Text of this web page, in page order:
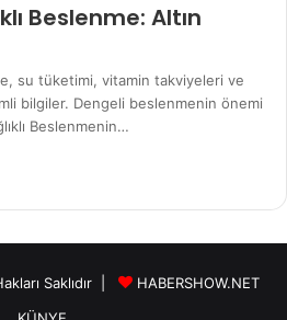
Beslenme: Altın
su tüketimi, vitamin takviyeleri ve
bilgiler. Dengeli beslenmenin önemi
Beslenmenin…
Saklıdır |
HABERSHOW.NET